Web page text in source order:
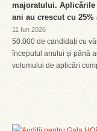
majoratului. Aplicările
ani au crescut cu 25%
11 Iun 2026
50.000 de candidați cu
începutul anului și până
volumului de aplicări